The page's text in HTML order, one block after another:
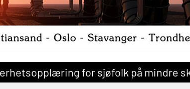
for sjøfolk på mindre